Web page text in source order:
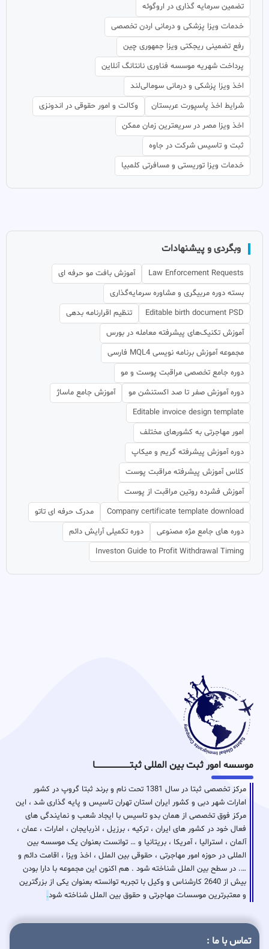
تضمین سرمایه گذاری در اروگوئه
خدمات ویزا پزشکی و درمانی اردن تخصصی
رفع تضمینی ریجکتی ویزا جمهوری چین
پرداخت شهریه موسسه فناوری نانتانگ آنلاین
اخذ ویزا پزشکی و درمانی سومالی‌لند
شرایط اخذ پاسپورت عربستان
وکالت و امور حقوقی در اندونزی
اخذ ویزا مصر در سریعترین زمان ممکن
ثبت و تاسیس شرکت در جاوه
خدمات ویزا توریستی و مسافرتی کلمبیا
وبگردی و پیشنهادات
Law Enforcement Requests
آموزش بافت مو حرفه ای
بسته دوره مربیگری و مشاوره سرمایه‌گذاری
Editable birth document PSD
تنظیم اقرارنامه بدهی
آموزش تکنیک‌های پیشرفته معامله در بورس
مجموعه آموزش برنامه نویسی MQL4 فارسی
دوره جامع تخصصی مراقبت پوست و مو
دوره آموزش صفر تا صد اکستنشن مو
آموزش جامع ماساژ
Editable invoice design template
امور مهاجرتی به کشورهای مختلف
دوره آموزش پیشرفته گریم و میکاپ
کلاس آموزش پیشرفته مراقبت پوست
آموزش فشرده روتین مراقبت از پوست
Company certificate template download
مدرک حرفه ای تاتو
دوره های جامع مژه مصنوعی
دوره تکمیلی آرایش دائم
Investon Guide to Profit Withdrawal Timing
موسسه امور ثبت بین المللی ثبتـــــــــــــــــــــــــــــا
مرکز تخصصی ثبتا در سال 1381 تحت نام و برند ثبتا گروپ در کشور
امارات شهر دبی و کشور ایران استان تهران تاسیس و پایه گذاری شد ، این
مرکز فوق تخصصی از همان بدو تاسیس با ایجاد شعب و نمایندگی های
فعال خود در کشور های ایران ، ترکیه ، برزیل ، اذربایجان ، امارات ، عمان ،
آلمان ، استرالیا ، آمریکا ، بریتانیا و … توانست بعنوان یک موسسه بین
المللی در حوزه امور مهاجرتی ، حقوقی بین الملل ، اخذ ویزا ، اقامت دائم و
…. در سطح بین الملل شناخته شود . هم اکنون این مجموعه با دارا بودن
بیش از 2640 کارشناس و وکیل با تجربه توانسته بعنوان یکی از بزرگترین
و معتبرترین موسسات مهاجرتی و حقوق بین الملل شناخته شود.
تماس با ما :